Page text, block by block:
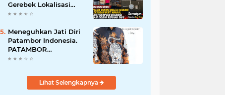
Gerebek Lokalisasi
Bukit Maraja, Dua
Saat Diciduk Bersama
Sabu
Meneguhkan Jati Diri
Patambor Indonesia.
PATAMBOR
INDONESIA Akan
Jakarta.
Lihat Selengkapnya